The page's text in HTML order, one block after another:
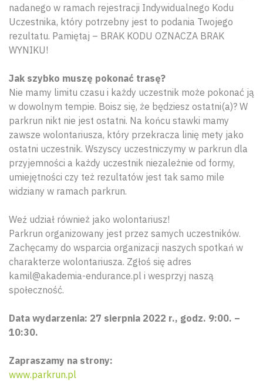
nadanego w ramach rejestracji Indywidualnego Kodu
Uczestnika, który potrzebny jest to podania Twojego
rezultatu. Pamiętaj – BRAK KODU OZNACZA BRAK
WYNIKU!
Jak szybko muszę pokonać trasę?
Nie mamy limitu czasu i każdy uczestnik może pokonać ją
w dowolnym tempie. Boisz się, że będziesz ostatni(a)? W
parkrun nikt nie jest ostatni. Na końcu stawki mamy
zawsze wolontariusza, który przekracza linię mety jako
ostatni uczestnik. Wszyscy uczestniczymy w parkrun dla
przyjemności a każdy uczestnik niezależnie od formy,
umiejętności czy też rezultatów jest tak samo mile
widziany w ramach parkrun.
Weź udział również jako wolontariusz!
Parkrun organizowany jest przez samych uczestników.
Zachęcamy do wsparcia organizacji naszych spotkań w
charakterze wolontariusza. Zgłoś się adres
kamil@akademia-endurance.pl i wesprzyj naszą
społeczność.
Data wydarzenia: 27 sierpnia 2022 r., godz. 9:00. –
10:30.
Zapraszamy na strony:
www.parkrun.pl